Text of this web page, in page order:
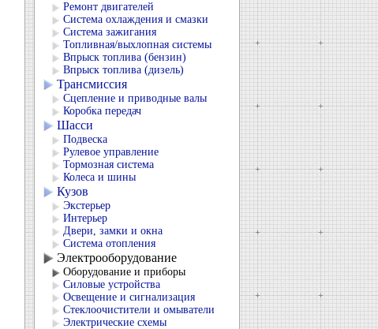
Ремонт двигателей
Система охлаждения и смазки
Система зажигания
Топливная/выхлопная системы
Впрыск топлива (бензин)
Впрыск топлива (дизель)
Трансмиссия
Сцепление и приводные валы
Коробка передач
Шасси
Подвеска
Рулевое управление
Тормозная система
Колеса и шины
Кузов
Экстерьер
Интерьер
Двери, замки и окна
Система отопления
Электрооборудование
Оборудование и приборы
Силовые устройства
Освещение и сигнализация
Стеклоочистители и омыватели
Электрические схемы